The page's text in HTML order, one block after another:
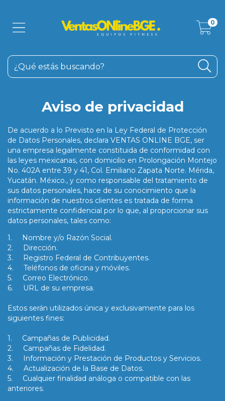
0
Aviso de privacidad
De acuerdo a lo Previsto en la Ley Federal de Protección
de Datos Personales, declara VENTAS ONLINE BGE, ser
una empresa legalmente constituida de conformidad con
las leyes mexicanas, con domicilio en Prolongación Montejo
No. 402A entre 39 y 41, Col. Emiliano Zapata Norte. Mérida,
Yucatán. México., y como responsable del tratamiento de
sus datos personales, hace de su conocimiento que la
información de nuestros clientes es tratada de forma
estrictamente confidencial por lo que, al proporcionar sus
datos personales, tales como:
1. Nombre y/o Razón Social.
2. Dirección.
3. Registro Federal de Contribuyentes.
4. Teléfonos de oficina y móviles.
5. Correo Electrónico.
6. URL de su empresa.
Estos serán utilizados única y exclusivamente para los
siguientes fines:
1. Campañas de Publicidad.
2. Campañas de Fidelidad.
3. Información y Prestación de Productos y Servicios.
4. Actualización de la Base de Datos.
5. Cualquier finalidad análoga o compatible con las
anteriores.